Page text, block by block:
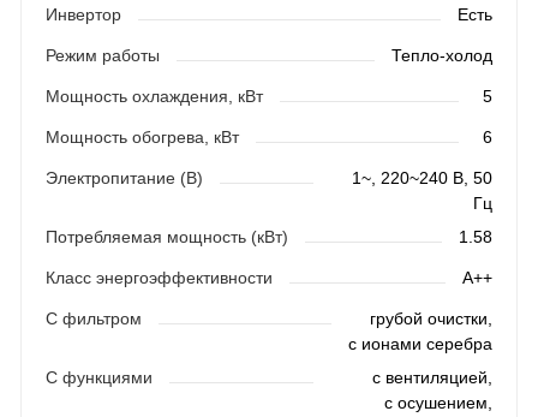
Инвертор Есть
Режим работы Тепло-холод
Мощность охлаждения, кВт 5
Мощность обогрева, кВт 6
Электропитание (В)
1~, 220~240 В, 50
Гц
Потребляемая мощность (кВт)
1.58
Класс энергоэффективности A++
С фильтром
грубой очистки,
с ионами серебра
С функциями
с вентиляцией,
с осушением,